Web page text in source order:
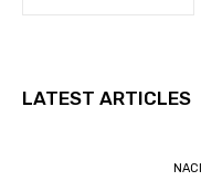
LATEST ARTICLES